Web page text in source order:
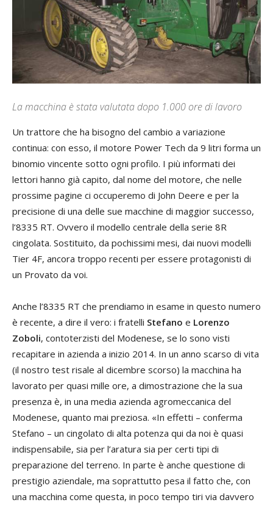
La macchina è stata valutata dopo 1.000 ore di lavoro
Un trattore che ha bisogno del cambio a variazione
continua: con esso, il motore Power Tech da 9 litri forma un
binomio vincente sotto ogni profilo. I più informati dei
lettori hanno già capito, dal nome del motore, che nelle
prossime pagine ci occuperemo di John Deere e per la
precisione di una delle sue macchine di maggior successo,
l’8335 RT. Ovvero il modello centrale della serie 8R
cingolata. Sostituito, da pochissimi mesi, dai nuovi modelli
Tier 4F, ancora troppo recenti per essere protagonisti di
un Provato da voi.
Anche l’8335 RT che prendiamo in esame in questo numero
è recente, a dire il vero: i fratelli Stefano e Lorenzo
Zoboli, contoterzisti del Modenese, se lo sono visti
recapitare in azienda a inizio 2014. In un anno scarso di vita
(il nostro test risale al dicembre scorso) la macchina ha
lavorato per quasi mille ore, a dimostrazione che la sua
presenza è, in una media azienda agromeccanica del
Modenese, quanto mai preziosa. «In effetti – conferma
Stefano – un cingolato di alta potenza qui da noi è quasi
indispensabile, sia per l’aratura sia per certi tipi di
preparazione del terreno. In parte è anche questione di
prestigio aziendale, ma soprattutto pesa il fatto che, con
una macchina come questa, in poco tempo tiri via davvero